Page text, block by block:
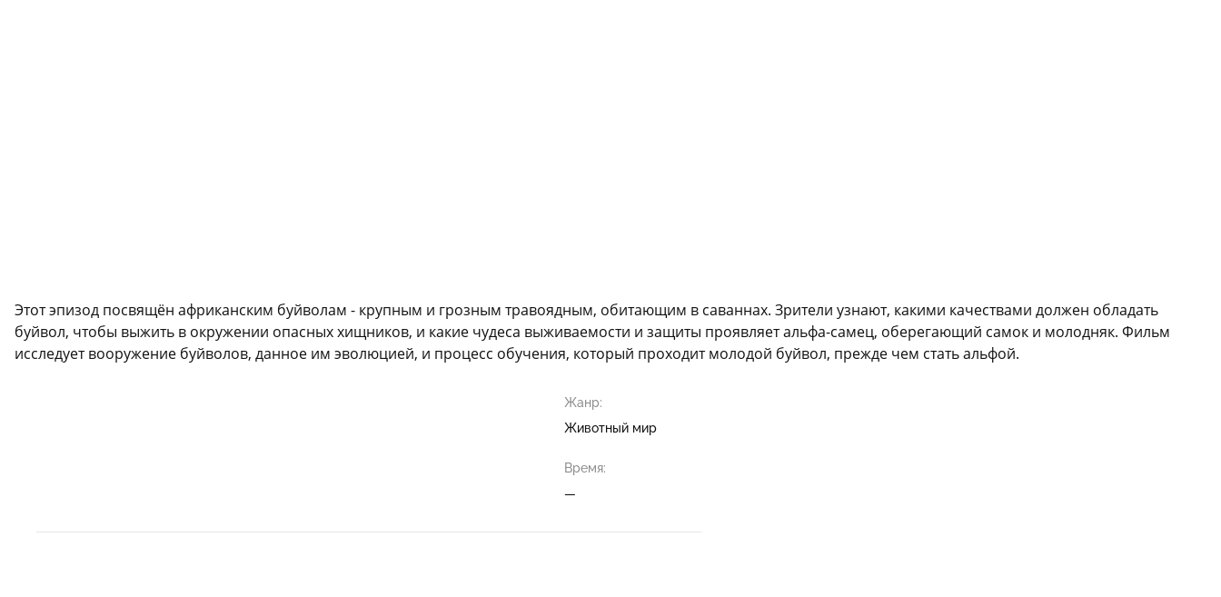
Этот эпизод посвящён африканским буйволам - крупным и грозным травоядным, обитающим в саваннах. Зрители узнают, какими качествами должен обладать
буйвол, чтобы выжить в окружении опасных хищников, и какие чудеса выживаемости и защиты проявляет альфа-самец, оберегающий самок и молодняк. Фильм
исследует вооружение буйволов, данное им эволюцией, и процесс обучения, который проходит молодой буйвол, прежде чем стать альфой.
Жанр:
Животный мир
Время:
—